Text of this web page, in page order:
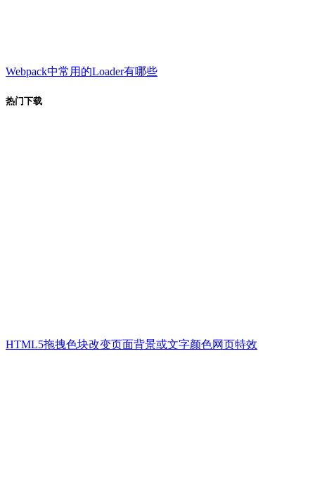
Webpack中常用的Loader有哪些
热门下载
HTML5拖拽色块改变页面背景或文字颜色网页特效